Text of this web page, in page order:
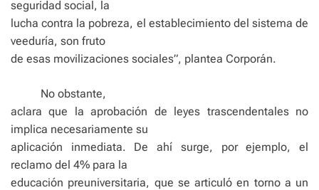
seguridad social, la
lucha contra la pobreza, el establecimiento del sistema de
veeduría, son fruto
de esas movilizaciones sociales”, plantea Corporán.
No obstante,
aclara que la aprobación de leyes trascendentales no
implica necesariamente su
aplicación inmediata. De ahí surge, por ejemplo, el
reclamo del 4% para la
educación preuniversitaria, que se articuló en torno a un